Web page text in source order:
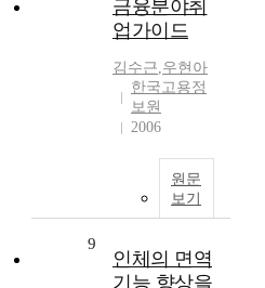
금융분야취
업가이드
김수근,우현아
한국고용정
보원
2006
원문
보기
9
인체의 면역
기능 향상을